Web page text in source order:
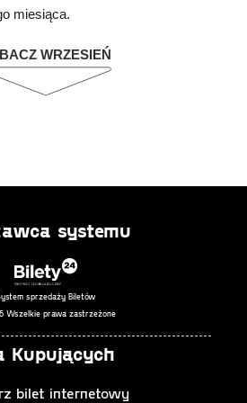
miesiąca.
WRZESIEŃ
systemu
sprzedaży Biletów
Wszelkie prawa zastrzeżone
Kupujących
bilet internetowy